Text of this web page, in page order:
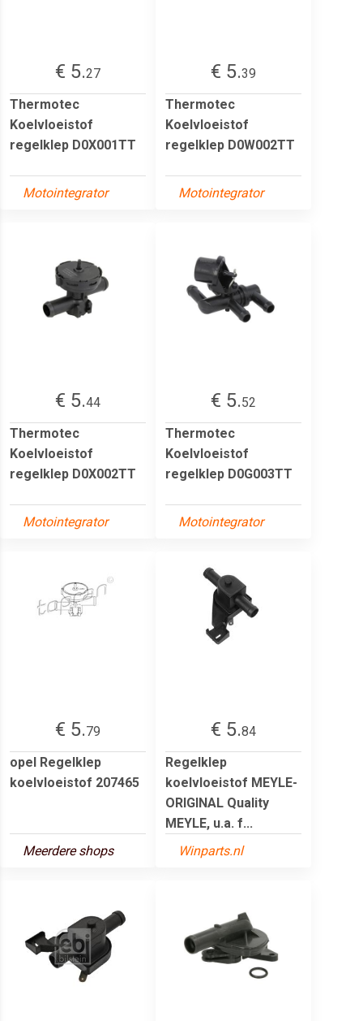
€ 5.27
Thermotec
Koelvloeistof
regelklep D0X001TT
Motointegrator
€ 5.39
Thermotec
Koelvloeistof
regelklep D0W002TT
Motointegrator
€ 5.44
Thermotec
Koelvloeistof
regelklep D0X002TT
Motointegrator
€ 5.52
Thermotec
Koelvloeistof
regelklep D0G003TT
Motointegrator
€ 5.79
opel Regelklep
koelvloeistof 207465
Meerdere shops
€ 5.84
Regelklep
koelvloeistof MEYLE-
ORIGINAL Quality
MEYLE, u.a. f...
Winparts.nl